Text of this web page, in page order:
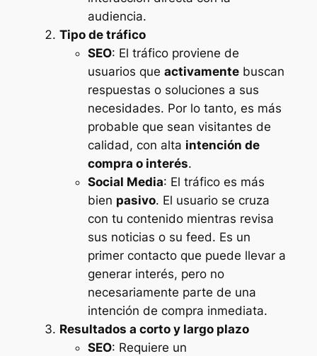
audiencia.
Tipo de tráfico
SEO: El tráfico proviene de
usuarios que activamentebuscan
respuestas o soluciones a sus
necesidades. Por lo tanto, es más
probable que sean visitantes de
calidad, con alta intención de
compra o interés.
Social Media: El tráfico es más
bien pasivo. El usuario se cruza
con tu contenido mientras revisa
sus noticias o su feed. Es un
primer contacto que puede llevar a
generar interés, pero no
necesariamente parte de una
intención de compra inmediata.
Resultados a corto y largo plazo
SEO: Requiere un